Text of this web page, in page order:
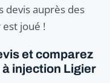
devis auprès des
joué !
et comparez
injection Ligier